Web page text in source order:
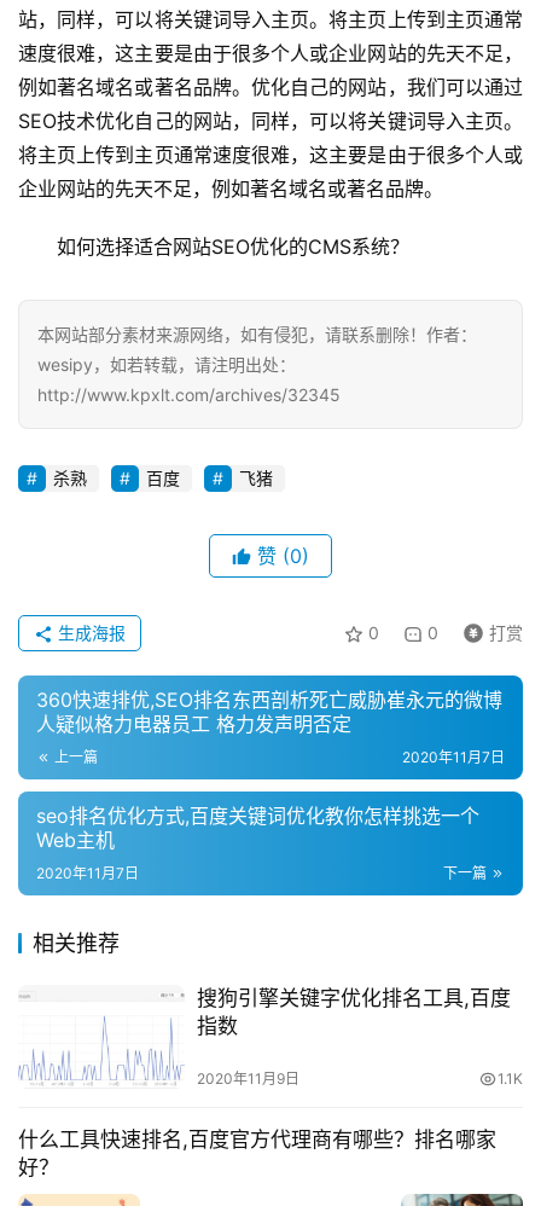
站，同样，可以将关键词导入主页。将主页上传到主页通常
速度很难，这主要是由于很多个人或企业网站的先天不足，
例如著名域名或著名品牌。优化自己的网站，我们可以通过
SEO技术优化自己的网站，同样，可以将关键词导入主页。
将主页上传到主页通常速度很难，这主要是由于很多个人或
企业网站的先天不足，例如著名域名或著名品牌。
如何选择适合网站SEO优化的CMS系统？
本网站部分素材来源网络，如有侵犯，请联系删除！作者：
wesipy，如若转载，请注明出处：
http://www.kpxlt.com/archives/32345
杀熟 百度 飞猪
赞 (0)
0 0 打赏
生成海报
360快速排优,SEO排名东西剖析死亡威胁崔永元的微博
人疑似格力电器员工 格力发声明否定
上一篇 2020年11月7日
seo排名优化方式,百度关键词优化教你怎样挑选一个
Web主机
下一篇
2020年11月7日
相关推荐
搜狗引擎关键字优化排名工具,百度
指数
2020年11月9日 1.1K
什么工具快速排名,百度官方代理商有哪些？排名哪家
好？